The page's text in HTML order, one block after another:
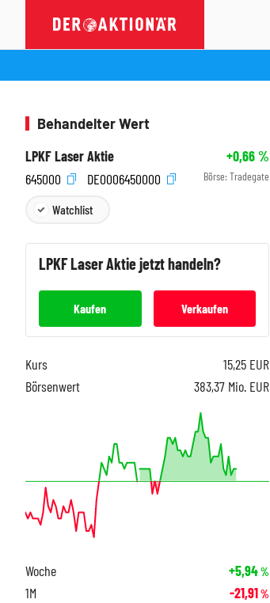
Behandelter Wert
LPKF Laser Aktie
+0,66%
645000
DE0006450000 Börse: Tradegate
Watchlist
LPKF LaserAktie jetzt handeln?
Kaufen Verkaufen
Kurs 15,25 EUR
Börsenwert
383,37 Mio. EUR
Woche +5,94%
1M -21,91%